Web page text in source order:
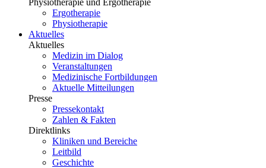
Physiotherapie und Ergotherapie
Ergotherapie
Physiotherapie
Aktuelles
Aktuelles
Medizin im Dialog
Veranstaltungen
Medizinische Fortbildungen
Aktuelle Mitteilungen
Presse
Pressekontakt
Zahlen & Fakten
Direktlinks
Kliniken und Bereiche
Leitbild
Geschichte